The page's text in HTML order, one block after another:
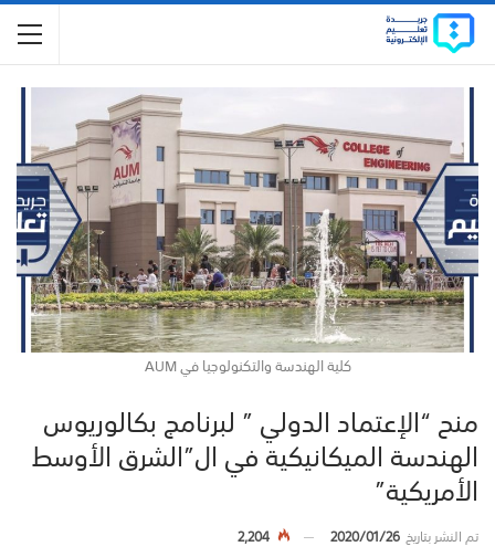
كلية الهندسة والتكنولوجيا في AUM
منح “الإعتماد الدولي ” لبرنامج بكالوريوس
الهندسة الميكانيكية في ال”الشرق الأوسط
الأمريكية”
تم النشر بتاريخ2020/01/26
2,204